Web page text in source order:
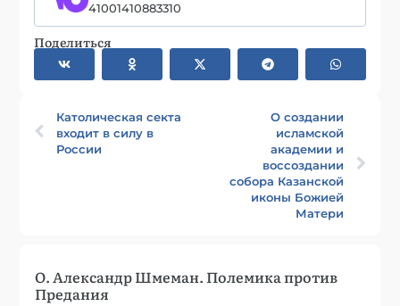
41001410883310
Поделиться
Католическая секта
входит в силу в
России
О создании
исламской
академии и
воссоздании
собора Казанской
иконы Божией
Матери
О. Александр Шмеман. Полемика против
Предания